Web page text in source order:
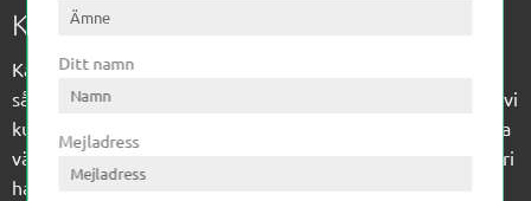
Kagon AB
Kagon har sedan 1972 levererat kompetens till
sågverksindustrin och övrig industri. Till träindustrin tillför vi
kunskap med optimeringslösningar från timmerplanen hela
vägen fram till paketering/emballering och till övrig industri
har vi ett komplement sortiment av teknikprodukter med
Ditt namn
Mejladress